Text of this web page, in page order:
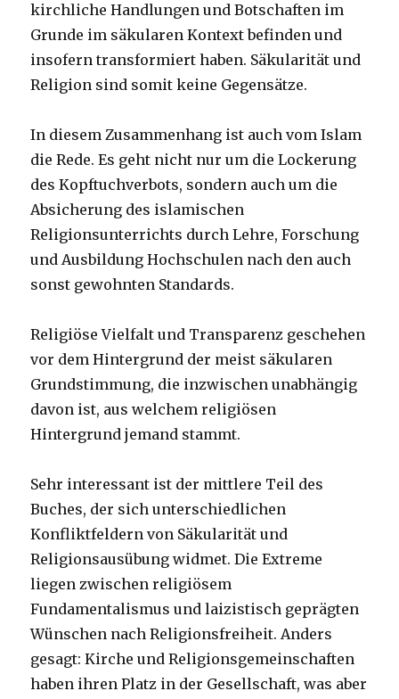
kirchliche Handlungen und Botschaften im
Grunde im säkularen Kontext befinden und
insofern transformiert haben. Säkularität und
Religion sind somit keine Gegensätze.
In diesem Zusammenhang ist auch vom Islam
die Rede. Es geht nicht nur um die Lockerung
des Kopftuchverbots, sondern auch um die
Absicherung des islamischen
Religionsunterrichts durch Lehre, Forschung
und Ausbildung Hochschulen nach den auch
sonst gewohnten Standards.
Religiöse Vielfalt und Transparenz geschehen
vor dem Hintergrund der meist säkularen
Grundstimmung, die inzwischen unabhängig
davon ist, aus welchem religiösen
Hintergrund jemand stammt.
Sehr interessant ist der mittlere Teil des
Buches, der sich unterschiedlichen
Konfliktfeldern von Säkularität und
Religionsausübung widmet. Die Extreme
liegen zwischen religiösem
Fundamentalismus und laizistisch geprägten
Wünschen nach Religionsfreiheit. Anders
gesagt: Kirche und Religionsgemeinschaften
haben ihren Platz in der Gesellschaft, was aber